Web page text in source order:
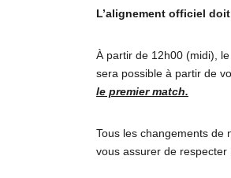
L’alignement officiel
À partir de 12h00 (midi),
sera possible à partir de
le premier match.
Tous les changements de
vous assurer de respecter